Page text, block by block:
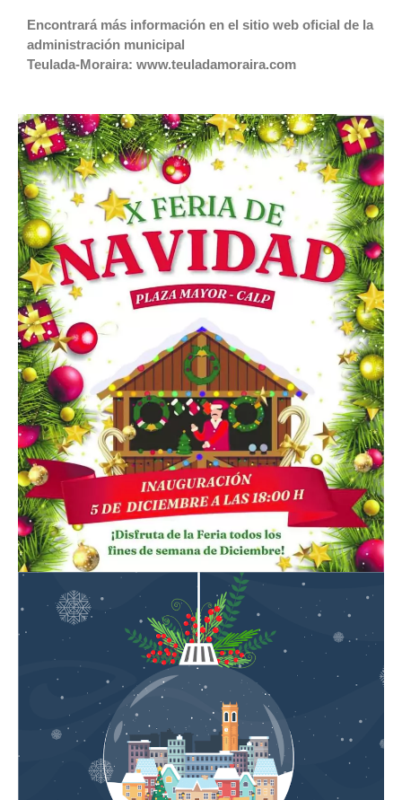
Encontrará más información en el sitio web oficial de la
administración municipal
Teulada-Moraira: www.teuladamoraira.com